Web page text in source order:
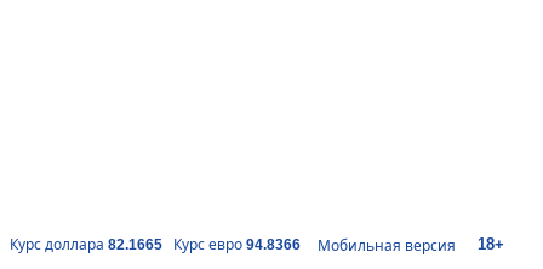
Курс доллара 82.1665 Курс евро 94.8366 Мобильная версия 18+